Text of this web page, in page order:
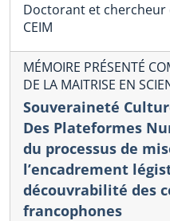
Doctorant et chercheur
CEIM
MÉMOIRE PRÉSENTÉ
DE LA MAITRISE EN
Souveraineté
Des Plateformes
du processus de
l’encadrement
découvrabilité des
francophones